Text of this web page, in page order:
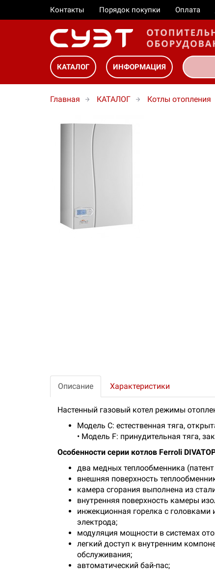
Контакты Порядок покупки Оплата
КАТАЛОГ ИНФОРМАЦИЯ
Главная КАТАЛОГ Котлы отопления
Описание Характеристики
Настенный газовый котел режимы
Mодель C: естественная тяга,
• Mодель F: принудительная тяга,
Особенности серии котлов Ferroli
два медных теплообменника
внешняя поверхность
камера сгорания выполнена из
внутренняя поверхность камеры
инжекционная горелка с головками
электрода;
модуляция мощности в системах
легкий доступ к внутренним
обслуживания;
автоматический бай-пас;